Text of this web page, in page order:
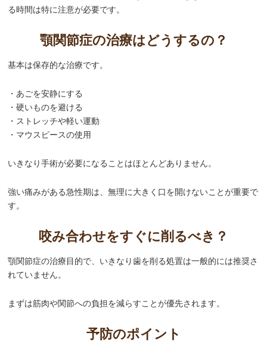
る時間は特に注意が必要です。
顎関節症の治療はどうするの？
基本は保存的な治療です。
・あごを安静にする
・硬いものを避ける
・ストレッチや軽い運動
・マウスピースの使用
いきなり手術が必要になることはほとんどありません。
強い痛みがある急性期は、無理に大きく口を開けないことが重要で
す。
咬み合わせをすぐに削るべき？
顎関節症の治療目的で、いきなり歯を削る処置は一般的には推奨さ
れていません。
まずは筋肉や関節への負担を減らすことが優先されます。
予防のポイント